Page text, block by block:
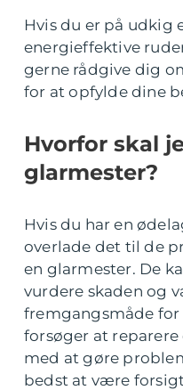
Hvis du er på udkig
energieffektive
gerne rådgive dig
for at opfylde dine
Hvorfor skal
glarmester?
Hvis du har en
overlade det til de
en glarmester. De
vurdere skaden og
fremgangsmåde for
forsøger at reparere
med at gøre
bedst at være